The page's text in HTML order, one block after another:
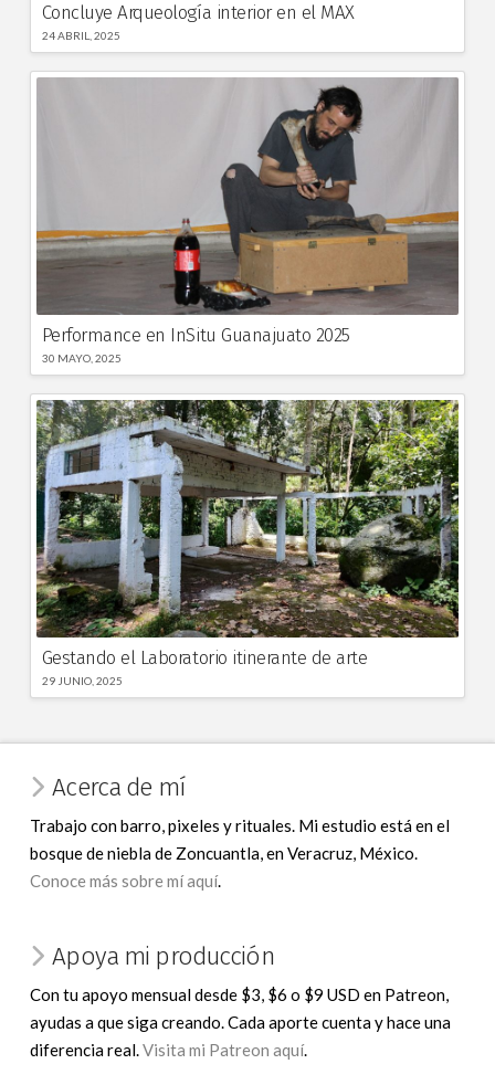
Concluye Arqueología interior en el MAX
24 ABRIL, 2025
Performance en InSitu Guanajuato 2025
30 MAYO, 2025
Gestando el Laboratorio itinerante de arte
29 JUNIO, 2025
Acerca de mí
Trabajo con barro, pixeles y rituales. Mi estudio está en el
bosque de niebla de Zoncuantla, en Veracruz, México.
Conoce más sobre mí aquí.
Apoya mi producción
Con tu apoyo mensual desde $3, $6 o $9 USD en Patreon,
ayudas a que siga creando. Cada aporte cuenta y hace una
diferencia real.Visita mi Patreon aquí.